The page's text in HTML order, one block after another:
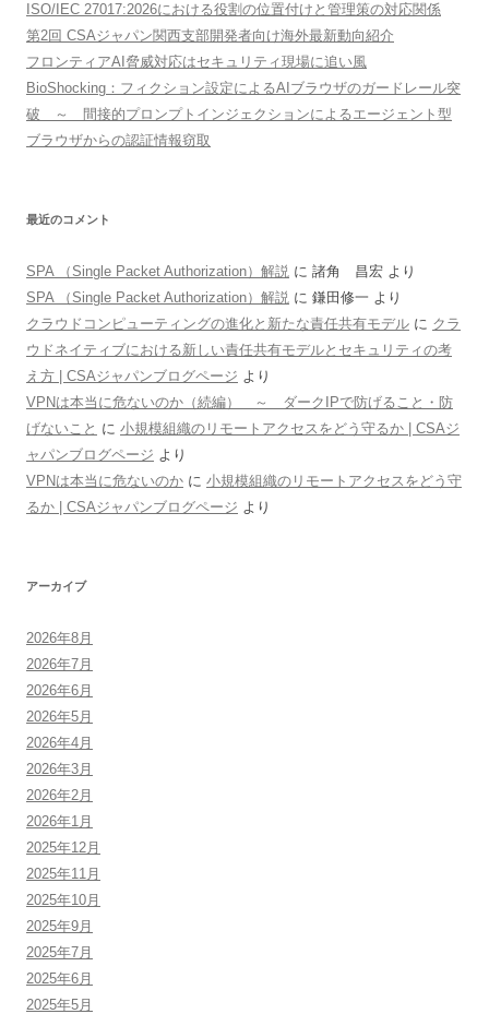
ISO/IEC 27017:2026における役割の位置付けと管理策の対応関係
第2回 CSAジャパン関西支部開発者向け海外最新動向紹介
フロンティアAI脅威対応はセキュリティ現場に追い風
BioShocking：フィクション設定によるAIブラウザのガードレール突
破 ～ 間接的プロンプトインジェクションによるエージェント型
ブラウザからの認証情報窃取
最近のコメント
SPA （Single Packet Authorization）解説 に 諸角 昌宏 より
SPA （Single Packet Authorization）解説 に 鎌田修一 より
クラウドコンピューティングの進化と新たな責任共有モデル に クラ
ウドネイティブにおける新しい責任共有モデルとセキュリティの考
え方 | CSAジャパンブログページ より
VPNは本当に危ないのか（続編） ～ ダークIPで防げること・防
げないこと に 小規模組織のリモートアクセスをどう守るか | CSAジ
ャパンブログページ より
VPNは本当に危ないのか に 小規模組織のリモートアクセスをどう守
るか | CSAジャパンブログページ より
アーカイブ
2026年8月
2026年7月
2026年6月
2026年5月
2026年4月
2026年3月
2026年2月
2026年1月
2025年12月
2025年11月
2025年10月
2025年9月
2025年7月
2025年6月
2025年5月